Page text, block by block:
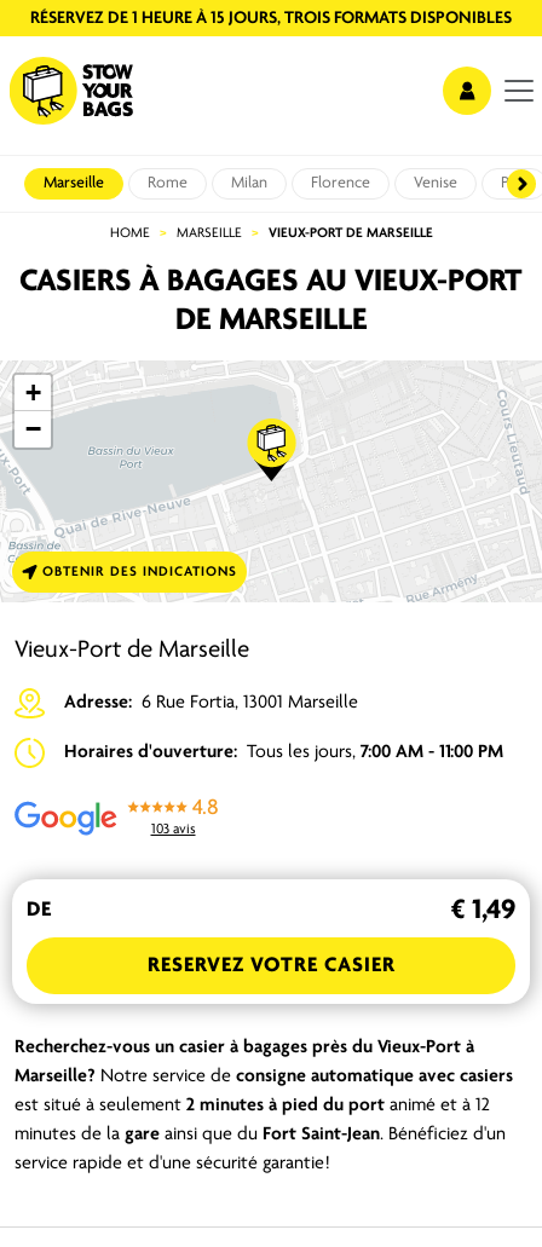
RÉSERVEZ DE 1 HEURE À 15 JOURS, TROIS FORMATS DISPONIBLES
Marseille Rome Milan Florence Venise Pise
HOME MARSEILLE VIEUX-PORT DE MARSEILLE
CASIERS À BAGAGES AU VIEUX-PORT
DE MARSEILLE
+
−
OBTENIR DES INDICATIONS
Vieux-Port de Marseille
Adresse: 6 Rue Fortia, 13001 Marseille
Horaires d'ouverture: Tous les jours, 7:00 AM - 11:00 PM
4.8
103 avis
DE € 1,49
RESERVEZ VOTRE CASIER
Recherchez-vous un casier à bagages près du Vieux-Port à
Marseille? Notre service de consigne automatique avec casiers
est situé à seulement 2 minutes à pied du port animé et à 12
minutes de la gare ainsi que du Fort Saint-Jean. Bénéficiez d'un
service rapide et d'une sécurité garantie!